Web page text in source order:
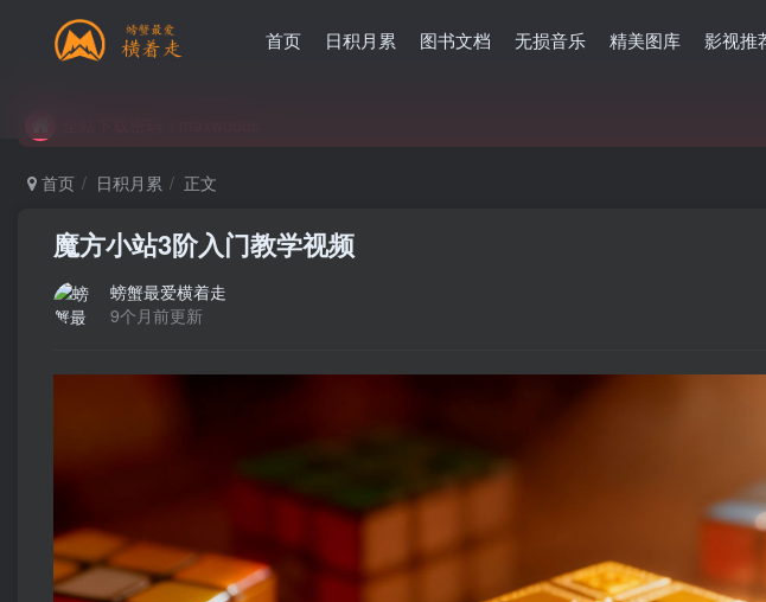
首页 日积月累 图书文档 无损音乐 精美图库 影视推
全站下载密码：maxwoods
首页 日积月累 正文
魔方小站3阶入门教学视频
螃蟹最爱横着走
9个月前更新